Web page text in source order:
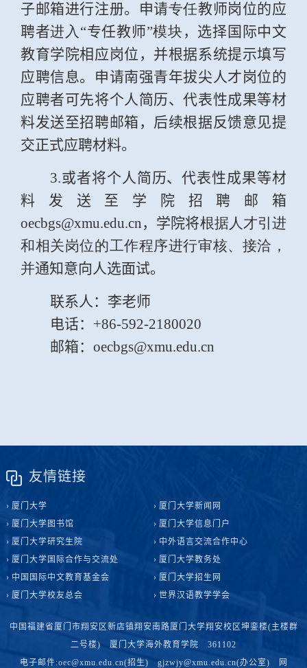
子邮箱进行注册。申请专任教师岗位的应
聘者进入 “专任教师”模块，选择国际中文
教育学院相应岗位，并根据系统提示填写
应聘信息。申请南强青年拔尖人才岗位的
应聘者可先将个人简历、代表性成果等材
料发送至招聘邮箱，后续根据反馈意见提
交正式应聘材料。
3.或者将个人简历、代表性成果等材
料发送至学院招聘邮箱
oecbgs@xmu.edu.cn，学院将根据人才引进
和相关岗位的工作程序进行审核、接洽，
并通知意向人选面试。
联系人：李老师
电话： +86-592-2180020
邮箱： oecbgs@xmu.edu.cn
友情链接
厦门大学
厦门大学新闻网
厦门大学图书馆
厦门大学信息门户
厦门大学研究生院
中外语言交流合作中心
厦门大学国际合作与交流处
厦门大学教务处
中国国际中文教育基金会
厦门大学招生网
厦门大学校友总会
世界汉语教学学会
中国福建省厦门市翔安区新店镇翔安南路厦门大学翔安校区坤銮楼(主楼群
二号楼) 厦门大学海外教育学院 361102
电子邮件:oec@xmu.edu.cn(招生) gjzwjy@xmu.edu.cn(办公室) 网